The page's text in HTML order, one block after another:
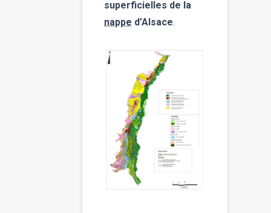
superficielles de la
nappe d’Alsace.